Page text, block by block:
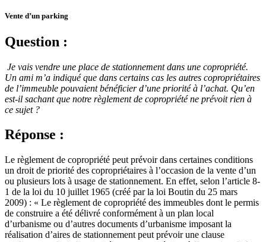
Vente d’un parking
Question :
Je vais vendre une place de stationnement dans une copropriété.
Un ami m’a indiqué que dans certains cas les autres copropriétaires
de l’immeuble pouvaient bénéficier d’une priorité à l’achat. Qu’en
est-il sachant que notre règlement de copropriété ne prévoit rien à
ce sujet ?
Réponse :
Le règlement de copropriété peut prévoir dans certaines conditions
un droit de priorité des copropriétaires à l’occasion de la vente d’un
ou plusieurs lots à usage de stationnement. En effet, selon l’article 8-
1 de la loi du 10 juillet 1965 (créé par la loi Boutin du 25 mars
2009) : « Le règlement de copropriété des immeubles dont le permis
de construire a été délivré conformément à un plan local
d’urbanisme ou d’autres documents d’urbanisme imposant la
réalisation d’aires de stationnement peut prévoir une clause